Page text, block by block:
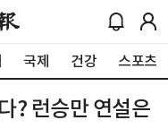
국제 건강 스포츠
? 런승만 연설은